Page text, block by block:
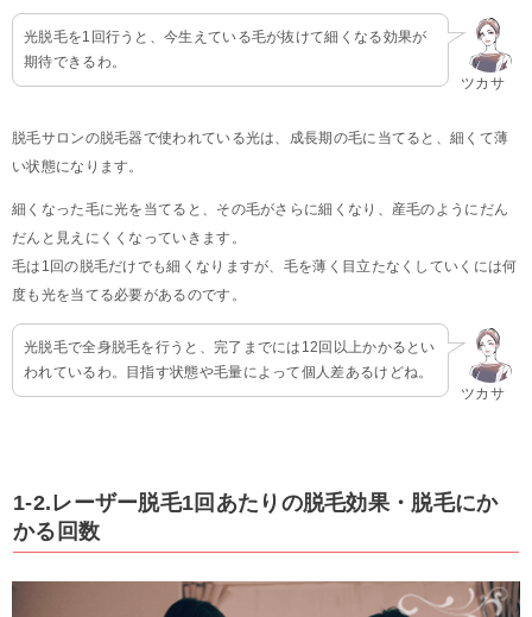
ツカサ
光脱毛を1回行うと、今生えている毛が抜けて細くなる効果が
期待できるわ。
脱毛サロンの脱毛器で使われている光は、成長期の毛に当てると、細くて薄
い状態になります。
細くなった毛に光を当てると、その毛がさらに細くなり、産毛のようにだん
だんと見えにくくなっていきます。
毛は1回の脱毛だけでも細くなりますが、毛を薄く目立たなくしていくには何
度も光を当てる必要があるのです。
ツカサ
光脱毛で全身脱毛を行うと、完了までには12回以上かかるとい
われているわ。目指す状態や毛量によって個人差あるけどね。
1-2.レーザー脱毛1回あたりの脱毛効果・脱毛にか
かる回数